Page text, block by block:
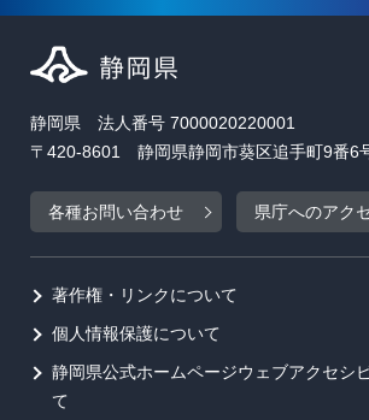
静岡県 法人番号 7000020220001
〒420-8601 静岡県静岡市葵区追手町9番6
各種お問い合わせ 県庁へのアク
著作権・リンクについて
個人情報保護について
静岡県公式ホームページウェブアクセシ
て